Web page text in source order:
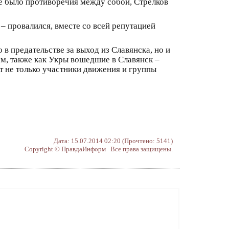
вместе со всей репутацией
предательстве за выход из Славянска, но и
также как Укры вошедшие в Славянск –
не только участники движения и группы
Дата: 15.07.2014 02:20 (Прочтено: 5141)
Copyright © ПравдаИнформ Все права защищены.